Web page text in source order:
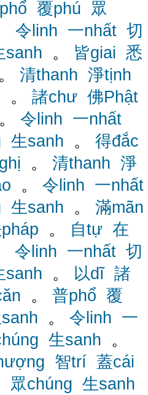
覆phú 眾
令linh 一nhất 切
sanh 。 皆giai 悉
清thanh 淨tịnh
。 諸chư 佛Phật
令linh 一nhất
生sanh 。 得đắc
。 清thanh 淨
。 令linh 一nhất
生sanh 。 滿mãn
。 自tự 在
令linh 一nhất 切
sanh 。 以dĩ 諸
。 普phổ 覆
。 令linh 一
生sanh 。
智trí 蓋cái
眾chúng 生sanh